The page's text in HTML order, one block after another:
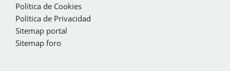
Política de Cookies
Política de Privacidad
Sitemap portal
Sitemap foro